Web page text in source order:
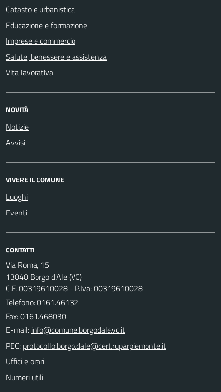
Catasto e urbanistica
Educazione e formazione
Imprese e commercio
Salute, benessere e assistenza
Vita lavorativa
NOVITÀ
Notizie
Avvisi
VIVERE IL COMUNE
Luoghi
Eventi
CONTATTI
Via Roma, 15
13040 Borgo d'Ale (VC)
C.F. 00319610028 - P.Iva: 00319610028
Telefono:0161.46132
Fax: 0161.468030
E-mail:
PEC:
Uffici e orari
Numeri utili